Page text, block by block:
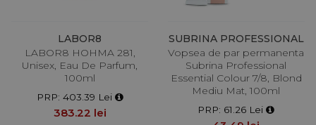
LABOR8
LABOR8 HOHMA 281,
Unisex, Eau De Parfum,
100ml
PRP: 403.39 Lei
383.22 lei
SUBRINA PROFESSIONAL
Vopsea de par permanenta
Subrina Professional
Essential Colour 7/8, Blond
Mediu Mat, 100ml
PRP: 61.26 Lei